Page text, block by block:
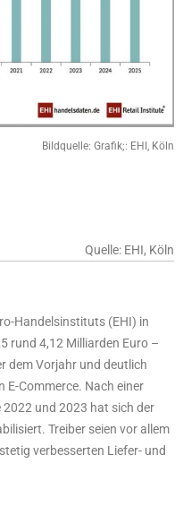
Bildquelle: Grafik;: EHI, Köln
Quelle: EHI, Köln
Handelsinstituts (EHI) in
rund 4,12 Milliarden Euro –
dem Vorjahr und deutlich
E-Commerce. Nach einer
und 2023 hat sich der
Treiber seien vor allem
verbesserten Liefer- und